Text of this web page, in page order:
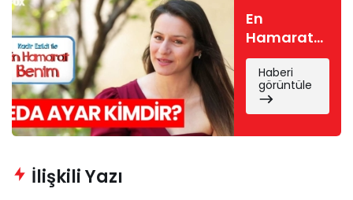
En
Hamarat
Benim
Seda
kimdir?
Seda Ayar
nereli, kaç
Haberi
görüntüle
İlişkili Yazı